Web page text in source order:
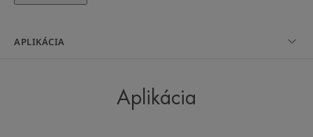
Prírodné zloženie Cold Cream
APLIKÁCIA
Aplikácia